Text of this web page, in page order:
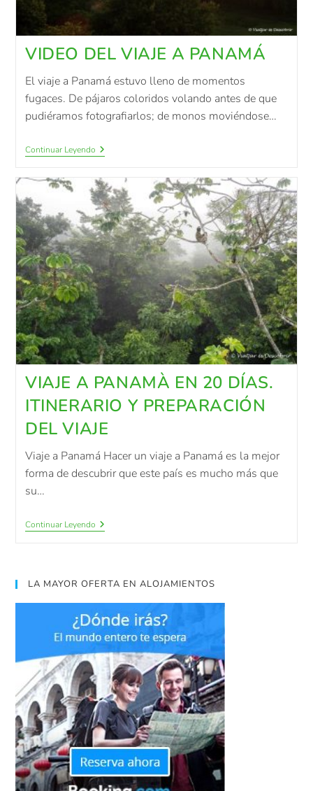
VIDEO DEL VIAJE A PANAMÁ
El viaje a Panamá estuvo lleno de momentos
fugaces. De pájaros coloridos volando antes de que
pudiéramos fotografiarlos; de monos moviéndose…
Continuar Leyendo
VIAJE A PANAMÀ EN 20 DÍAS.
ITINERARIO Y PREPARACIÓN
DEL VIAJE
Viaje a Panamá Hacer un viaje a Panamá es la mejor
forma de descubrir que este país es mucho más que
su…
Continuar Leyendo
LA MAYOR OFERTA EN ALOJAMIENTOS